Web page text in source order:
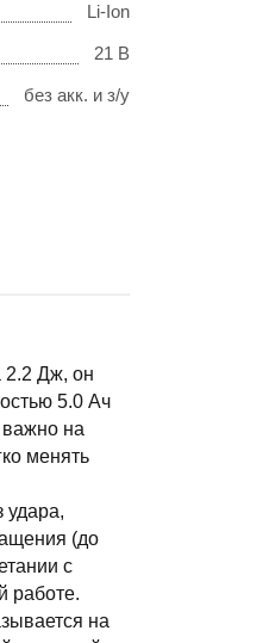
Li-Ion
21 В
без акк. и з/у
2.2 Дж, он
5.0 Ач
важно на
менять
удара,
(до
с
работе.
на